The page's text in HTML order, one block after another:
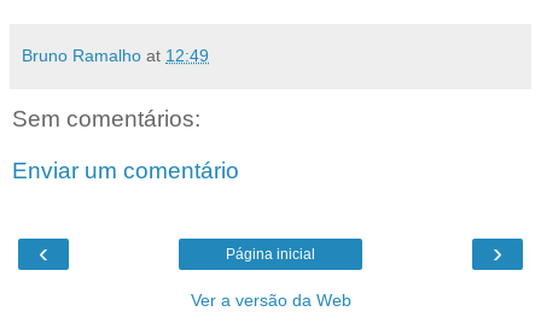
Bruno Ramalho at 12:49
Sem comentários:
Enviar um comentário
‹ ›
Página inicial
Ver a versão da Web